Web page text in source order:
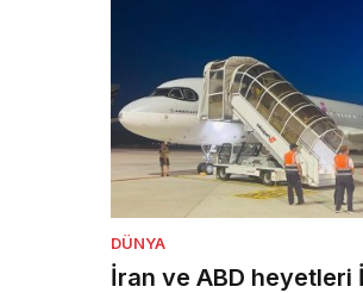
DÜNYA
İran ve ABD heyetleri